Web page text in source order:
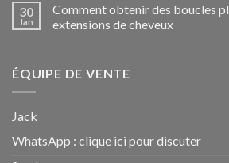
30
Jan
Comment obtenir des boucles
extensions de cheveux
ÉQUIPE DE VENTE
Jack
WhatsApp : clique ici pour discuter